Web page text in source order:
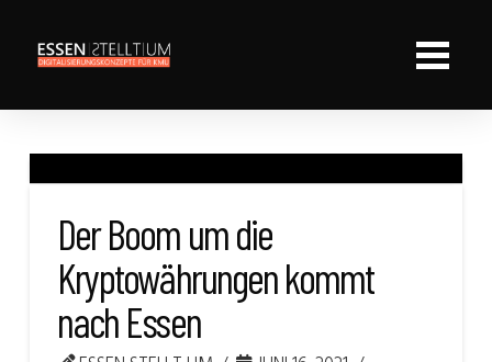
Der Boom um die
Kryptowährungen kommt
nach Essen